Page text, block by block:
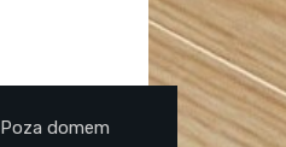
Poza domem